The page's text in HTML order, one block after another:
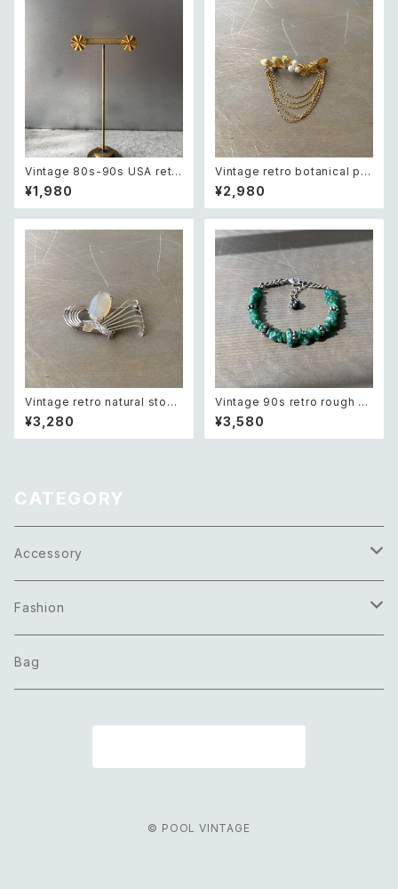
Vintage 80s-90s USA retr
o sun design pierce レトロ
アメリカ ヴィンテージ アクセサ
リー 太陽 デザイン ピアス
¥1,980
Vintage retro botanical pe
arl×bijou brooch レトロ ヴィ
ンテージ アクセサリー ボタニカ
ル パール×ビジュー ドレープ チ
¥2,980
Vintage retro natural stone
classical brooch レトロ ヴィ
ンテージ アクセサリー 天然石
クラシカル ブローチ
¥3,280
Vintage 90s retro rough cu
t green aventurine bracele
t レトロ ヴィンテージ アクセサ
リー 天然石 ラフカット グリーン
¥3,580
CATEGORY
Accessory
Necklace
Pierce
Fashion
Tops
Bag
© POOL VINTAGE